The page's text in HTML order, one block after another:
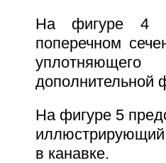
На фигуре 4
поперечном
дополнительной
На фигуре 5
в канавке.